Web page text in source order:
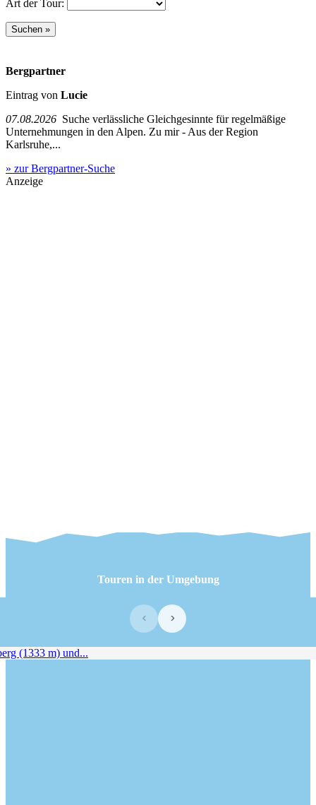
Art der Tour:
Bergpartner
Eintrag von Lucie
07.08.2026 Suche verlässliche Gleichgesinnte für regelmäßige
Unternehmungen in den Alpen. Zu mir - Aus der Region
Karlsruhe,...
» zur Bergpartner-Suche
Anzeige
Touren in der Umgebung
‹ ›